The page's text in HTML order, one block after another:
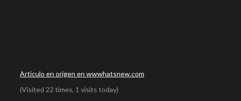
Articulo en origen en wwwhatsnew.com
(Visited 22 times, 1 visits today)